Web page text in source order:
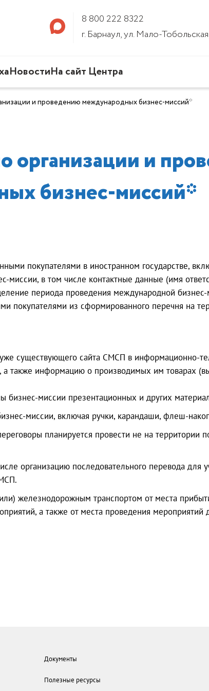
8 800 222 8322
г. Барнаул, ул. Мало-
НовостиНа сайт Центра
и проведению международных бизнес-миссий*
организации и
бизнес-миссий*
покупателями в иностранном государстве,
в том числе контактные данные (имя
периода проведения международной
покупателями из сформированного перечня на
существующего сайта СМСП в информационно-
также информацию о производимых им товарах
бизнес-миссии презентационных и других
миссии, включая ручки, карандаши, флеш-
планируется провести не на территории
организацию последовательного перевода для
железнодорожным транспортом от места
а также от места проведения
Документы
Полезные ресурсы